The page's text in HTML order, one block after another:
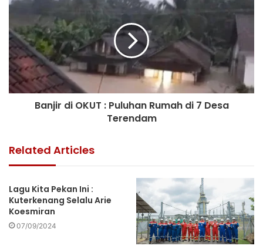
Banjir di OKUT : Puluhan Rumah di 7 Desa
Terendam
Related Articles
Lagu Kita Pekan Ini :
Kuterkenang Selalu Arie
Koesmiran
07/09/2024